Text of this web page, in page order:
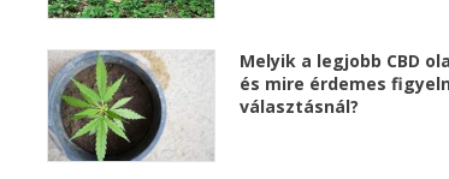
Melyik a legjobb CBD
és mire érdemes
választásnál?